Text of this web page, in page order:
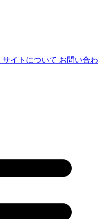
サイトについて お問い合わ